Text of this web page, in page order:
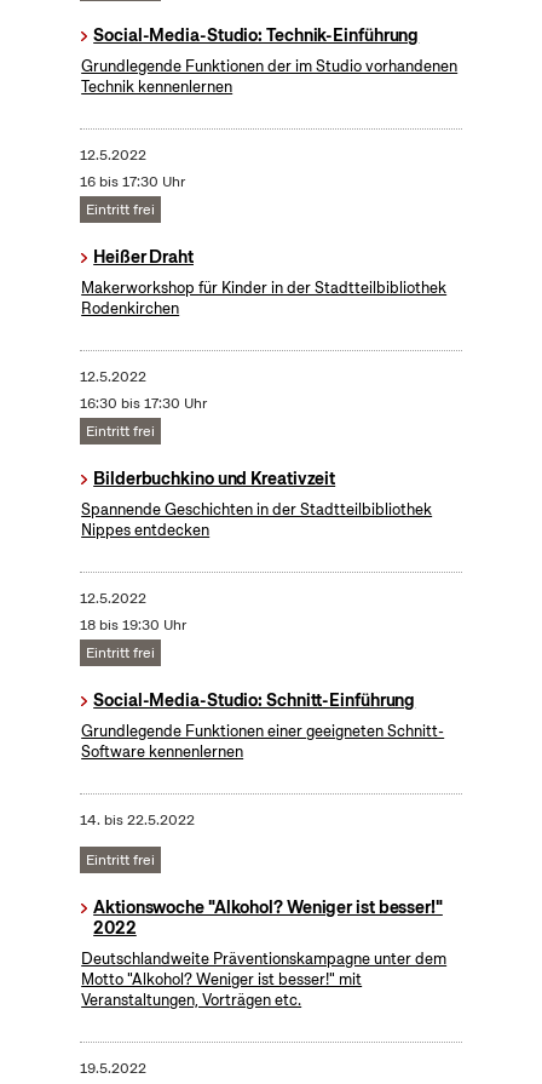
Social-Media-Studio: Technik-Einführung
Grundlegende Funktionen der im Studio vorhandenen
Technik kennenlernen
12.5.2022
16 bis 17:30 Uhr
Eintritt frei
Heißer Draht
Makerworkshop für Kinder in der Stadtteilbibliothek
Rodenkirchen
12.5.2022
16:30 bis 17:30 Uhr
Eintritt frei
Bilderbuchkino und Kreativzeit
Spannende Geschichten in der Stadtteilbibliothek
Nippes entdecken
12.5.2022
18 bis 19:30 Uhr
Eintritt frei
Social-Media-Studio: Schnitt-Einführung
Grundlegende Funktionen einer geeigneten Schnitt-
Software kennenlernen
14. bis22.5.2022
Eintritt frei
Aktionswoche "Alkohol? Weniger ist besser!"
2022
Deutschlandweite Präventionskampagne unter dem
Motto "Alkohol? Weniger ist besser!" mit
Veranstaltungen, Vorträgen etc.
19.5.2022